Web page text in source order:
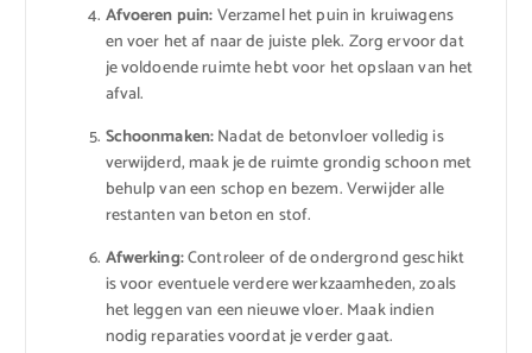
Afvoeren puin:Verzamel het puin in kruiwagens
en voer het af naar de juiste plek. Zorg ervoor dat
je voldoende ruimte hebt voor het opslaan van het
afval.
Schoonmaken:Nadat de betonvloer volledig is
verwijderd, maak je de ruimte grondig schoon met
behulp van een schop en bezem. Verwijder alle
restanten van beton en stof.
Afwerking:Controleer of de ondergrond geschikt
is voor eventuele verdere werkzaamheden, zoals
het leggen van een nieuwe vloer. Maak indien
nodig reparaties voordat je verder gaat.